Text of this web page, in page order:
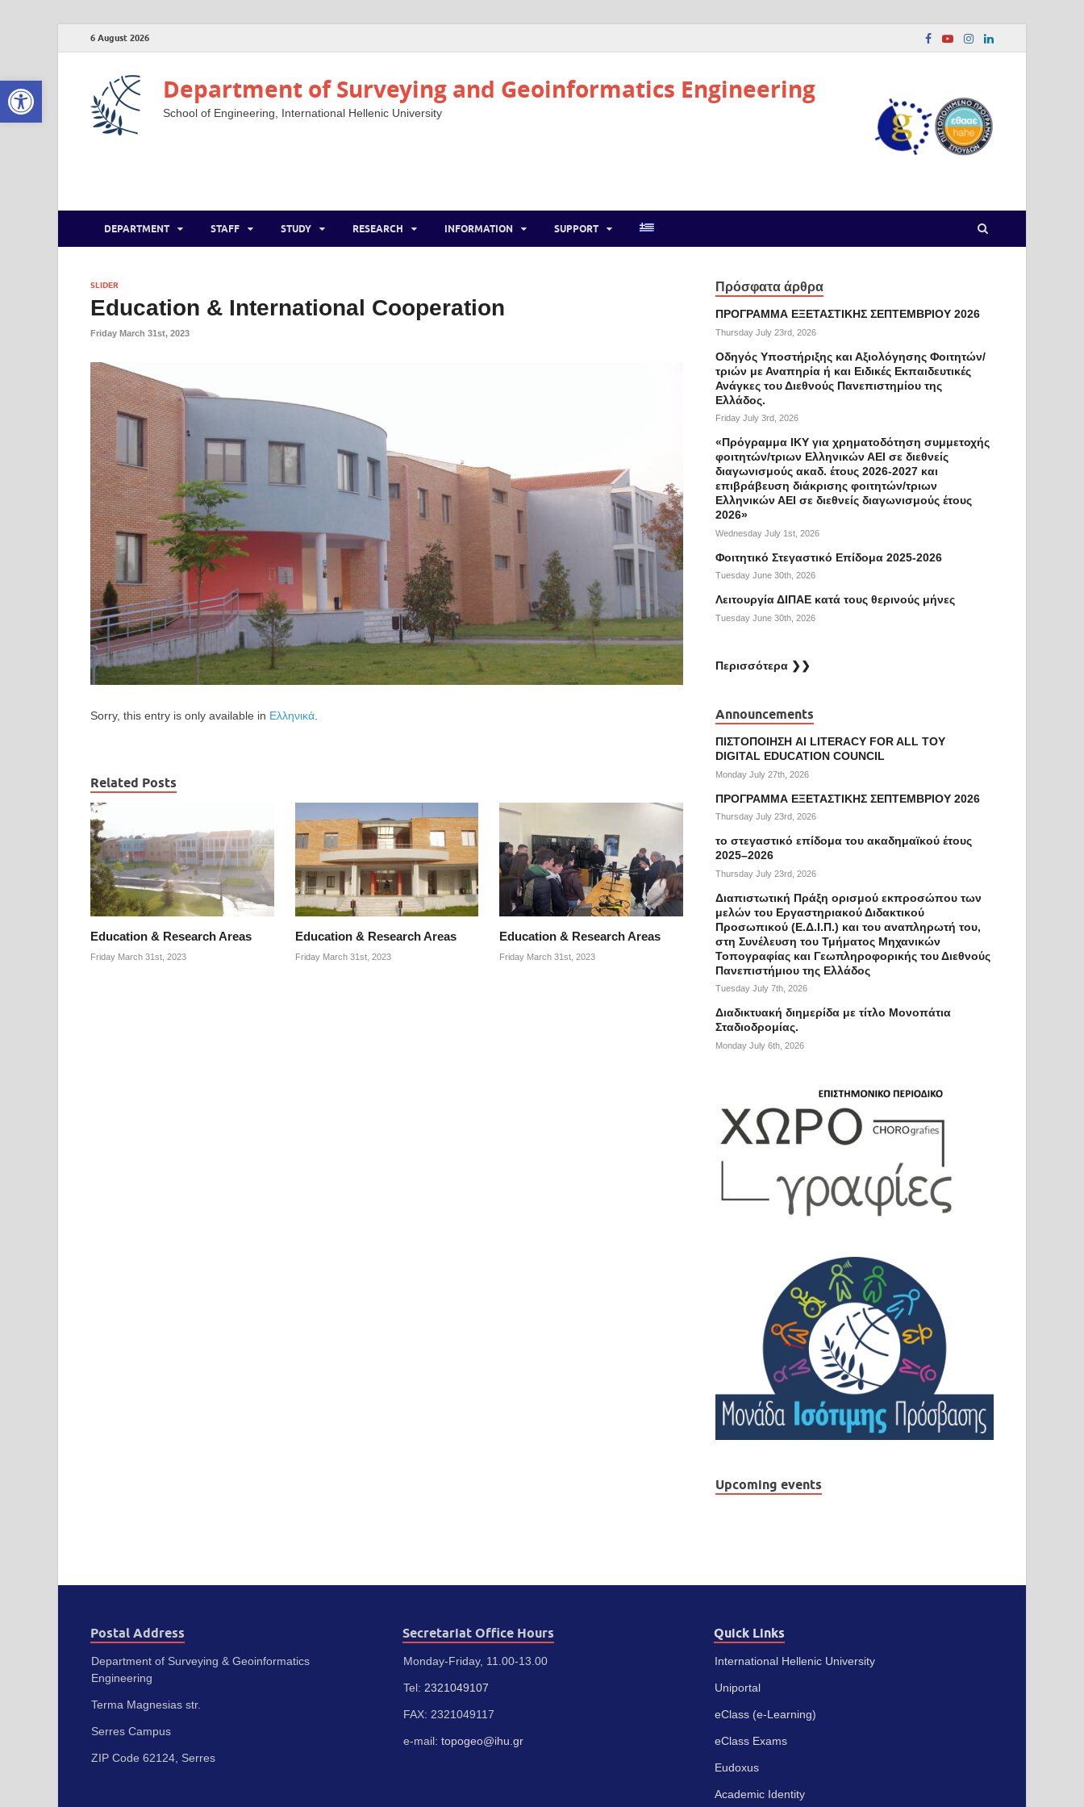
Open toolbar
6 August 2026
Department of Surveying and Geoinformatics Engineering
School of Engineering, International Hellenic University
DEPARTMENT STAFF STUDY RESEARCH INFORMATION SUPPORT
SLIDER
Education & International Cooperation
Friday March 31st, 2023
Sorry, this entry is only available in Ελληνικά
Related Posts
Education & Research Areas
Friday March 31st, 2023
Education & Research Areas
Friday March 31st, 2023
Education & Research Areas
Friday March 31st, 2023
Πρόσφατα άρθρα
ΠΡΟΓΡΑΜΜΑ ΕΞΕΤΑΣΤΙΚΗΣ ΣΕΠΤΕΜΒΡΙΟΥ 2026
Thursday July 23rd, 2026
Οδηγός Υποστήριξης και Αξιολόγησης Φοιτητών/
τριών με Αναπηρία ή και Ειδικές Εκπαιδευτικές
Ανάγκες του Διεθνούς Πανεπιστημίου της
Ελλάδος.
Friday July 3rd, 2026
«Πρόγραμμα ΙΚΥ για χρηματοδότηση συμμετοχής
φοιτητών/τριων Ελληνικών ΑΕΙ σε διεθνείς
διαγωνισμούς ακαδ. έτους 2026-2027 και
επιβράβευση διάκρισης φοιτητών/τριων
Ελληνικών ΑΕΙ σε διεθνείς διαγωνισμούς έτους
2026»
Wednesday July 1st, 2026
Φοιτητικό Στεγαστικό Επίδομα 2025-2026
Tuesday June 30th, 2026
Λειτουργία ΔΙΠΑΕ κατά τους θερινούς μήνες
Tuesday June 30th, 2026
Περισσότερα ❯❯
Announcements
ΠΙΣΤΟΠΟΙΗΣΗ AI LITERACY FOR ALL ΤΟΥ
DIGITAL EDUCATION COUNCIL
Monday July 27th, 2026
ΠΡΟΓΡΑΜΜΑ ΕΞΕΤΑΣΤΙΚΗΣ ΣΕΠΤΕΜΒΡΙΟΥ 2026
Thursday July 23rd, 2026
το στεγαστικό επίδομα του ακαδημαϊκού έτους
2025–2026
Thursday July 23rd, 2026
Διαπιστωτική Πράξη ορισμού εκπροσώπου των
μελών του Εργαστηριακού Διδακτικού
Προσωπικού (Ε.Δ.Ι.Π.) και του αναπληρωτή του,
στη Συνέλευση του Τμήματος Μηχανικών
Τοπογραφίας και Γεωπληροφορικής του Διεθνούς
Πανεπιστήμιου της Ελλάδος
Tuesday July 7th, 2026
Διαδικτυακή διημερίδα με τίτλο Μονοπάτια
Σταδιοδρομίας.
Monday July 6th, 2026
Upcoming events
Postal Address
Department of Surveying & Geoinformatics
Engineering
Terma Magnesias str.
Serres Campus
ZIP Code 62124, Serres
Secretariat Office Hours
Monday-Friday, 11.00-13.00
Tel: 2321049107
FAX: 2321049117
e-mail: topogeo@ihu.gr
Quick Links
International Hellenic University
Uniportal
eClass (e-Learning)
eClass Exams
Eudoxus
Academic Identity